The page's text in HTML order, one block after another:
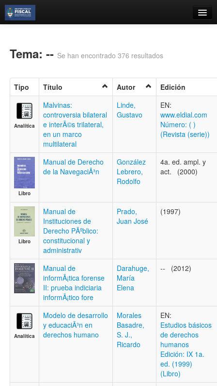
Contacto
Iniciar sesión
Tema: -- Se han encontrado 376 resultados
Tipo Título Autor Edición
Analítica
Malvinas:
controversia bilateral
e interÃ©s trilateral,
en un marco
multilateral
Linde,
Gustavo
EN:
www.eldial.com
Número: ( )
(Revista (serie))
Libro
Manual de Derecho
de la NavegaciÃ³n
González
Lebrero,
Rodolfo
4a. ed. ampl. y
act. (2000)
Libro
Manual de
Instituciones de
Derecho PÃºblico:
constitucional y
administrativ
Prado,
Juan José
(1997)
Manual de
informÃ¡tica forense
II: prueba indiciaria
informÃ¡tico fore
Darahuge,
María
Elena
-- (2012)
Analítica
Modelo de desarrollo
y educaciÃ³n en
derechos humano
Morales
Basadre,
S. J.,
Ricardo
EN:
Estudios básicos
de derechos
humanos
Edición: IX 1a.
ed. (1999)
(Libro)